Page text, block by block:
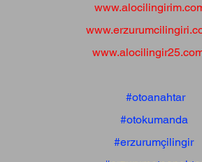
#otoanahtar
#otokumanda
#erzurumçilingir